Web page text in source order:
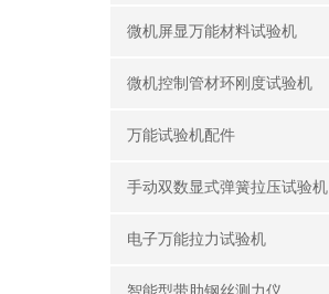
微机屏显万能材料试验机
微机控制管材环刚度试验机
万能试验机配件
手动双数显式弹簧拉压试验机
电子万能拉力试验机